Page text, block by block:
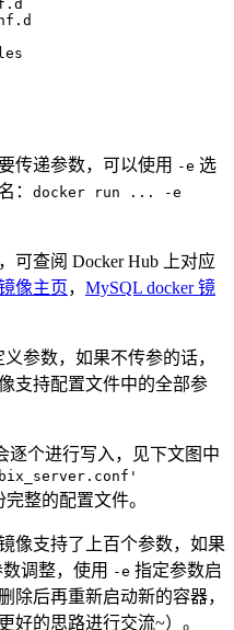
传递参数，可以使用 -e 选
： docker run ... -e
可查阅 Docker Hub 上对应
像主页， MySQL docker 镜
参数，如果不传参的话，
支持配置文件中的全部参
逐个进行写入，见下文图中
整的配置文件。
像支持了上百个参数，如果
调整，使用 -e 指定参数启
除后再重新启动新的容器，
好的思路进行交流~）。